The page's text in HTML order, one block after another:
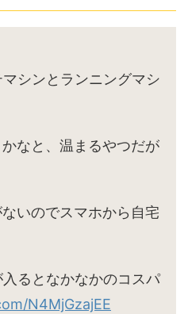
シンとランニングマシ
なと、温まるやつだが
いのでスマホから自宅
るとなかなかのコスパ
N4MjGzajEE